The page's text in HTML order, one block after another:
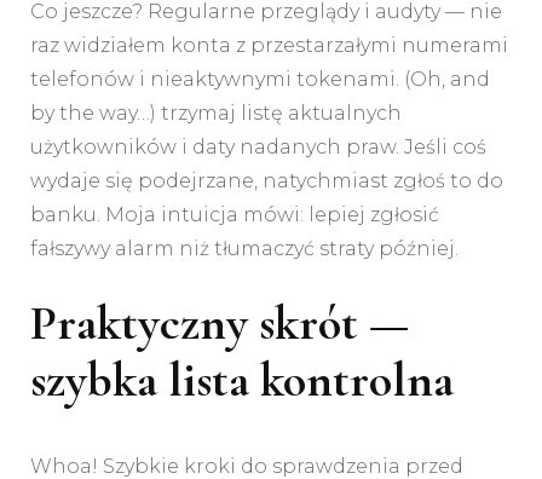
Co jeszcze? Regularne przeglądy i audyty — nie
raz widziałem konta z przestarzałymi numerami
telefonów i nieaktywnymi tokenami. (Oh, and
by the way…) trzymaj listę aktualnych
użytkowników i daty nadanych praw. Jeśli coś
wydaje się podejrzane, natychmiast zgłoś to do
banku. Moja intuicja mówi: lepiej zgłosić
fałszywy alarm niż tłumaczyć straty później.
Praktyczny skrót —
szybka lista kontrolna
Whoa! Szybkie kroki do sprawdzenia przed